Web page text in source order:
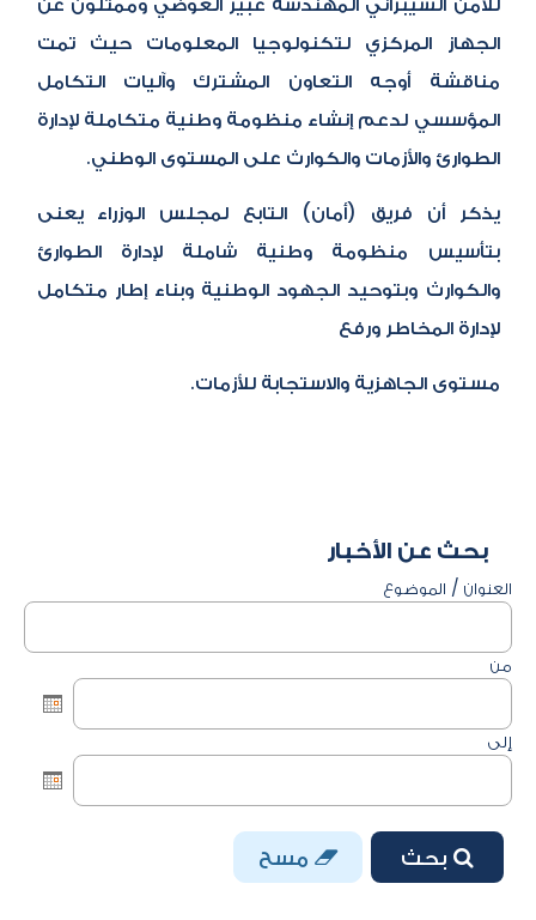
الجهاز المركزي لتكنولوجيا المعلومات حيث تمت
مناقشة أوجه التعاون المشترك وآليات التكامل
المؤسسي لدعم إنشاء منظومة وطنية متكاملة لإدارة
الطوارئ والأزمات والكوارث على المستوى الوطني.
يذكر أن فريق (أمان) التابع لمجلس الوزراء يعنى
بتأسيس منظومة وطنية شاملة لإدارة الطوارئ
والكوارث وبتوحيد الجهود الوطنية وبناء إطار متكامل
لإدارة المخاطر ورفع
مستوى الجاهزية والاستجابة للأزمات.​
بحث عن الأخبار
العنوان / الموضوع
من
إلى
بحث مسح